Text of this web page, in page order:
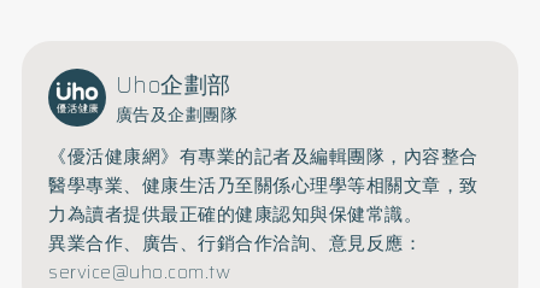
Uho企劃部
廣告及企劃團隊
《優活健康網》有專業的記者及編輯團隊，內容整合
醫學專業、健康生活乃至關係心理學等相關文章，致
力為讀者提供最正確的健康認知與保健常識。
異業合作、廣告、行銷合作洽詢、意見反應：
service@uho.com.tw